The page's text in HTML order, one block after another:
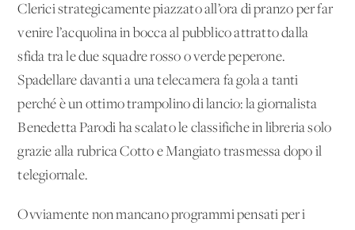
Clerici strategicamente piazzato all’ora di pranzo per far
venire l’acquolina in bocca al pubblico attratto dalla
sfida tra le due squadre rosso o verde peperone.
Spadellare davanti a una telecamera fa gola a tanti
perché è un ottimo trampolino di lancio: la giornalista
Benedetta Parodi ha scalato le classifiche in libreria solo
grazie alla rubrica Cotto e Mangiato trasmessa dopo il
telegiornale.
Ovviamente non mancano programmi pensati per i